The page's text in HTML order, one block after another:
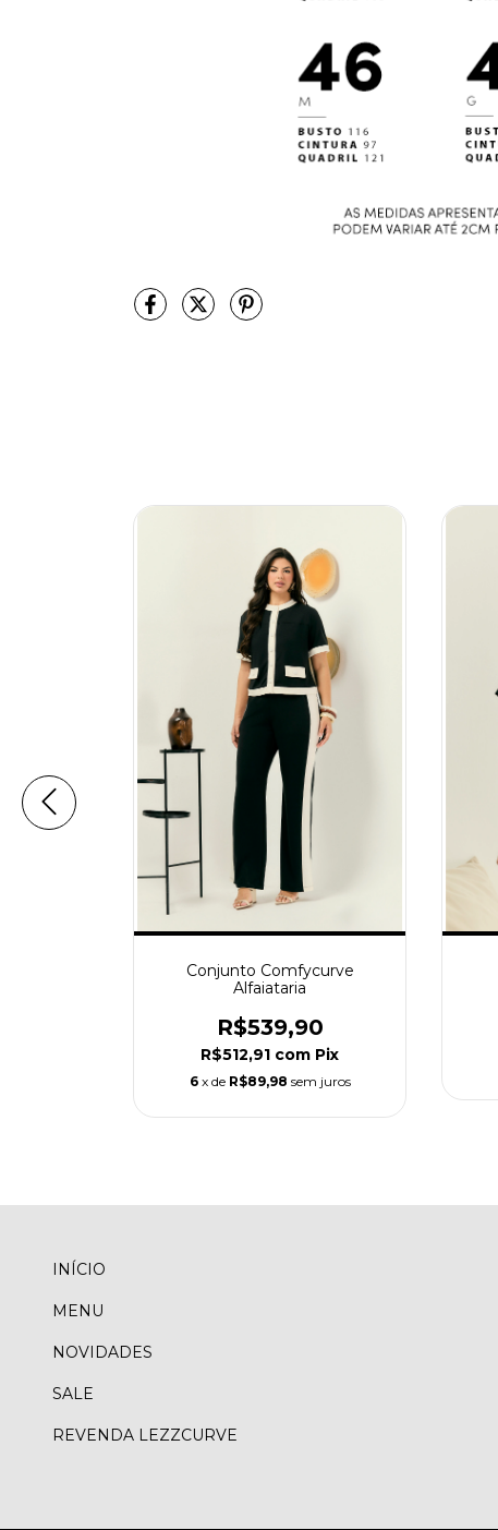
Conjunto Comfycurve
Alfaiataria
R$539,90
R$512,91 com Pix
6 x de R$89,98 sem juros
INÍCIO
MENU
NOVIDADES
SALE
REVENDA LEZZCURVE